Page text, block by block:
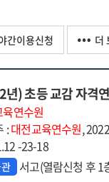
간이용신청 더
) 초등 교감 자격
연수원
:대전교육연수원, 2022
-23-18
서고(열람신청 후 1